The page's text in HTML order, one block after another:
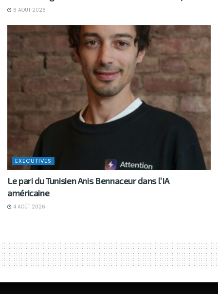
6 AOÛT 2026
EXECUTIVES
Le pari du Tunisien Anis Bennaceur dans l’IA
américaine
4 AOÛT 2026